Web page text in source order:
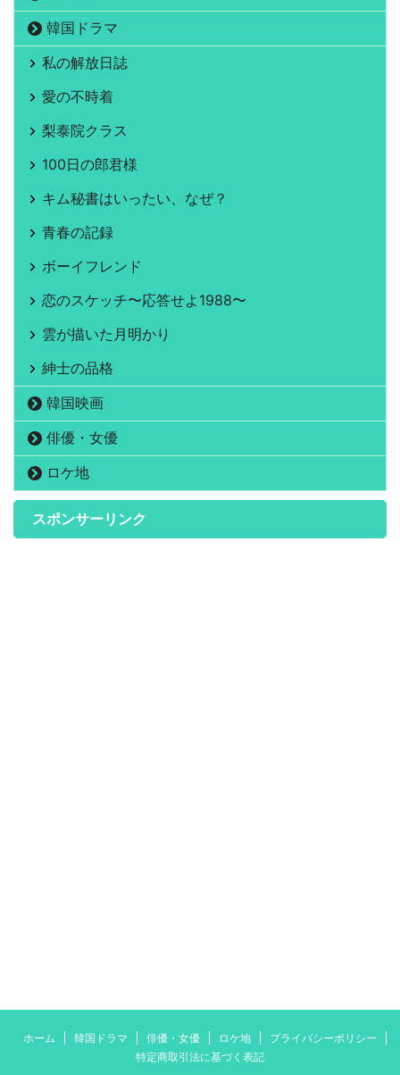
韓国ドラマ
私の解放日誌
愛の不時着
梨泰院クラス
100日の郎君様
キム秘書はいったい、なぜ？
青春の記録
ボーイフレンド
恋のスケッチ〜応答せよ1988〜
雲が描いた月明かり
紳士の品格
韓国映画
俳優・女優
ロケ地
スポンサーリンク
ホーム 韓国ドラマ 俳優・女優 ロケ地
プライバシーポリシー
特定商取引法に基づく表記